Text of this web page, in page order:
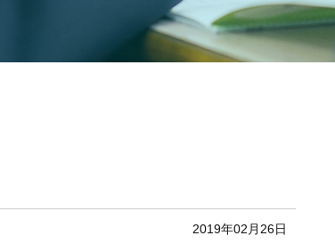
2019年02月26日